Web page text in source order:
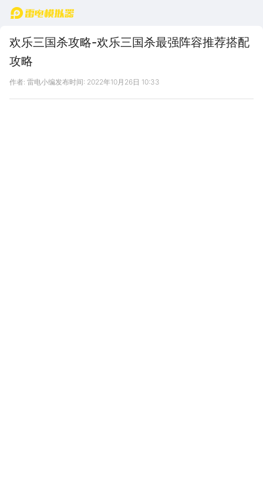
首页
欢乐三国杀攻略-欢乐三国杀最强阵容推荐搭配
攻略
作者: 雷电小编发布时间: 2022年10月26日 10:33